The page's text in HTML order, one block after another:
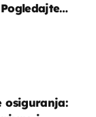
osiguranja: